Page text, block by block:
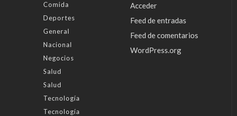
Comida
Deportes
General
Nacional
Negocios
Salud
Salud
Tecnología
Tecnología
Acceder
Feed de entradas
Feed de comentarios
WordPress.org